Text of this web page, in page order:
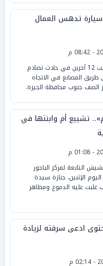
تدهس العمال
لقي شخص مصرعه وأصيب 12 آخرين في حادث تصادم
المصانع في الاتجاه
الصف جنوب محافظة الجيزة.
تشييع أم وابنتها في
التابعة لمركز الباجور
الإثنين، جنازة سيدة
عليه الدموع ومظاهر
ادعى سرقته لزيادة